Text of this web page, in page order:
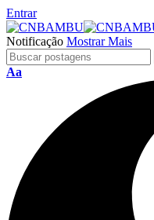
Entrar
Notificação Mostrar Mais
Aa